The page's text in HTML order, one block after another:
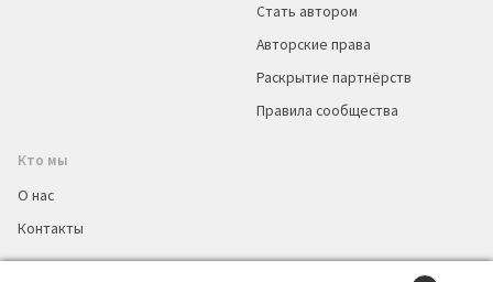
Стать автором
Авторские права
Раскрытие партнёрств
Правила сообщества
Кто мы
О нас
Контакты